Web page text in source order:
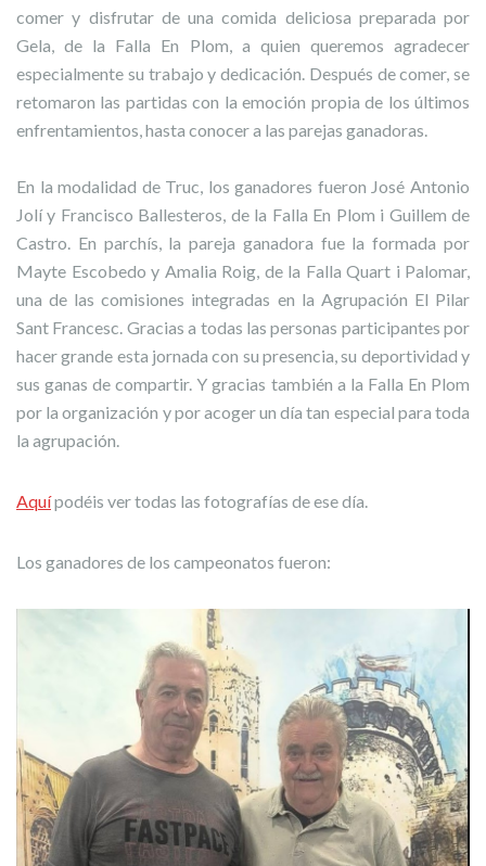
comer y disfrutar de una comida deliciosa preparada por
Gela, de la Falla En Plom, a quien queremos agradecer
especialmente su trabajo y dedicación. Después de comer, se
retomaron las partidas con la emoción propia de los últimos
enfrentamientos, hasta conocer a las parejas ganadoras.
En la modalidad de Truc, los ganadores fueron José Antonio
Jolí y Francisco Ballesteros, de la Falla En Plom i Guillem de
Castro. En parchís, la pareja ganadora fue la formada por
Mayte Escobedo y Amalia Roig, de la Falla Quart i Palomar,
una de las comisiones integradas en la Agrupación El Pilar
Sant Francesc. Gracias a todas las personas participantes por
hacer grande esta jornada con su presencia, su deportividad y
sus ganas de compartir. Y gracias también a la Falla En Plom
por la organización y por acoger un día tan especial para toda
la agrupación.
Aquípodéis ver todas las fotografías de ese día.
Los ganadores de los campeonatos fueron: